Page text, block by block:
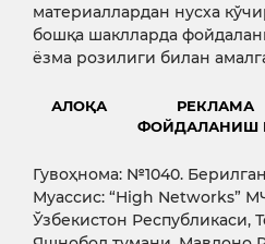
материаллардан нусха
бошқа шаклларда
ёзма розилиги билан
АЛОҚА РЕКЛАМА
ФОЙДАЛАНИШ
Гувоҳнома: №1040.
Муассис: “High Networks”
Ўзбекистон Республикаси,